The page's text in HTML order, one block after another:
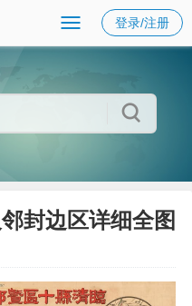
登录/注册
封边区详细全图